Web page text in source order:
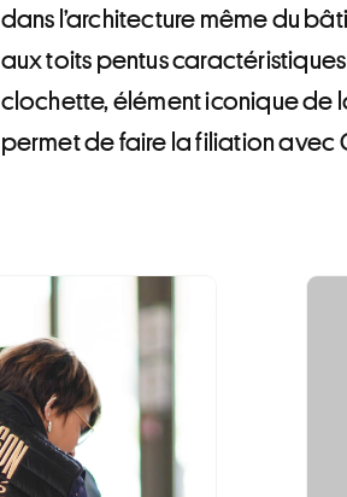
dans l’architecture même du
aux toits pentus
clochette, élément iconique de
permet de faire la filiation avec